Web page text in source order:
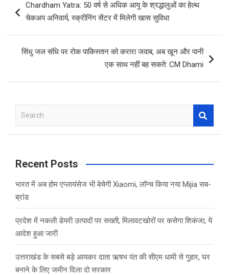
o
k
A
p
p
navigation
Chardham Yatra: 50 वर्ष से अधिक आयु के श्रद्धालुओं का हेल्‍थ
चेकअप अनिवार्य, स्क्रीनिंग सेंटर में मिलेगी खास सुविधा
सिंधु जल संधि पर रोक पाकिस्तान को करारा जवाब, अब खून और पानी
एक साथ नहीं बह सकते: CM Dhami
a
c
Recent Posts
भारत में अब होम एप्लायंसेज भी बेचेगी Xiaomi, लॉन्च किया नया Mijia सब-
ब्रांड
प्रदेश में नकली डेयरी उत्पादों पर सख्ती, मिलावटखोरों पर कसेगा शिकंजा, ये
आदेश हुआ जारी
उत्तराखंड के सबसे बड़े आयकर दाता ऋषभ पंत की सीएम धामी से गुहार, घर
बनाने के लिए जमीन दिला दो सरकार